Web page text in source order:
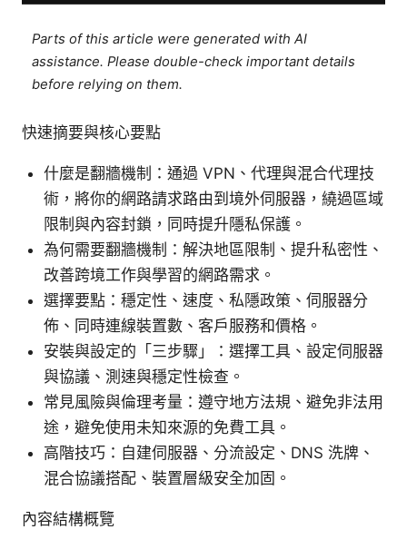
Parts of this article were generated with AI
assistance. Please double-check important details
before relying on them.
快速摘要與核心要點
什麼是翻牆機制：通過 VPN、代理與混合代理技
術，將你的網路請求路由到境外伺服器，繞過區域
限制與內容封鎖，同時提升隱私保護。
為何需要翻牆機制：解決地區限制、提升私密性、
改善跨境工作與學習的網路需求。
選擇要點：穩定性、速度、私隱政策、伺服器分
佈、同時連線裝置數、客戶服務和價格。
安裝與設定的「三步驟」：選擇工具、設定伺服器
與協議、測速與穩定性檢查。
常見風險與倫理考量：遵守地方法規、避免非法用
途，避免使用未知來源的免費工具。
高階技巧：自建伺服器、分流設定、DNS 洗牌、
混合協議搭配、裝置層級安全加固。
內容結構概覽